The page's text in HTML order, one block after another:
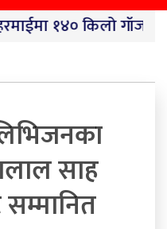
गाँजा बरामद,
साह
सम्मानित